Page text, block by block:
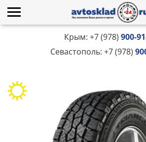
Крым: +7 (978) 900-
Севастополь: +7 (978)